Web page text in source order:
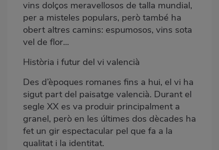
vins dolços meravellosos de talla mundial,
per a misteles populars, però també ha
obert altres camins: espumosos, vins sota
vel de flor...
Història i futur del vi valencià
Des d’èpoques romanes fins a hui, el vi ha
sigut part del paisatge valencià. Durant el
segle XX es va produir principalment a
granel, però en les últimes dos dècades ha
fet un gir espectacular pel que fa a la
qualitat i la identitat.